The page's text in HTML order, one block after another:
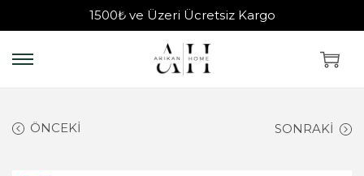
1500₺ ve Üzeri Ücretsiz Kargo
ÖNCEKI SONRAKI